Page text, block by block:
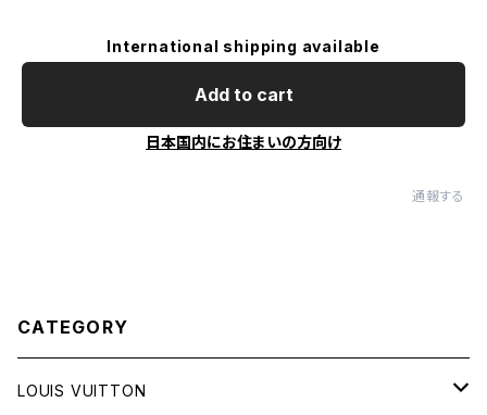
International shipping available
Add to cart
日本国内にお住まいの方向け
通報する
CATEGORY
LOUIS VUITTON